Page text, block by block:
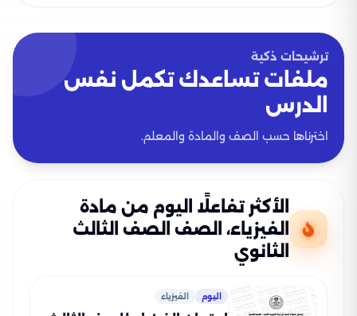
ترشيحات ذكية
ملفات تساعدك تكمل نفس
الدرس
اخترناها حسب الصف والمادة والمعلم.
الأكثر تفاعلًا اليوم من مادة
الفيزياء، الصف الصف الثالث
الثانوي
اليوم الفيزياء